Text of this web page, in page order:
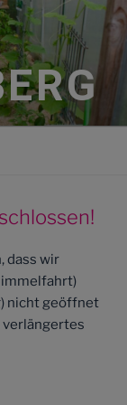
dass wir
nicht geöffnet
verlängertes